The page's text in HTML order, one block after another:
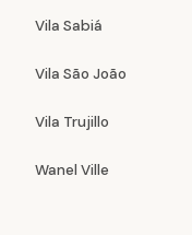
Vila Sabiá
Vila São João
Vila Trujillo
Wanel Ville